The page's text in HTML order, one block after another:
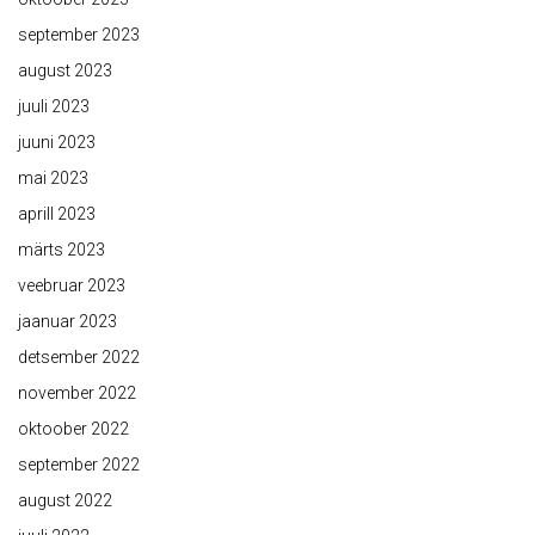
september 2023
august 2023
juuli 2023
juuni 2023
mai 2023
aprill 2023
märts 2023
veebruar 2023
jaanuar 2023
detsember 2022
november 2022
oktoober 2022
september 2022
august 2022